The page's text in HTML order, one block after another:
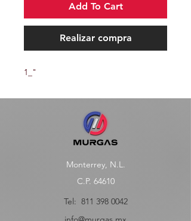
Add To Cart
Realizar compra
1_"
Monterrey, N.L.
C.P. 64610
Tel: 811 398 0042